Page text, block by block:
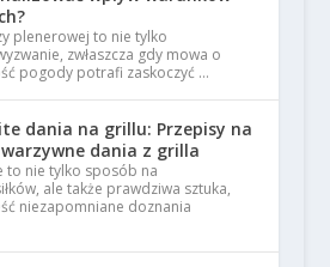
plenerowej to nie tylko
zwłaszcza gdy mowa o
pogody potrafi zaskoczyć …
dania na grillu: Przepisy na
dania z grilla
to nie tylko sposób na
ale także prawdziwa sztuka,
niezapomniane doznania